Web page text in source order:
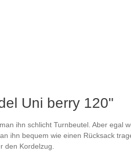
Uni berry 120"
ihn schlicht Turnbeutel. Aber
ihn bequem wie einen Rücksack
den Kordelzug.